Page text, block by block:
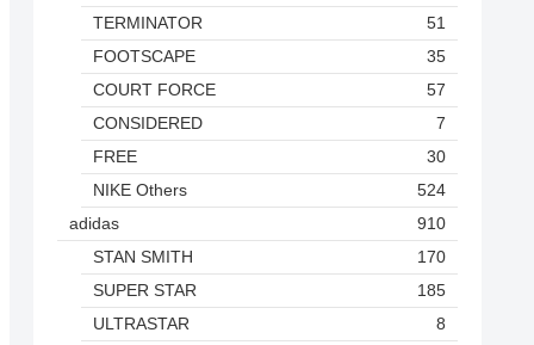
TERMINATOR
51
FOOTSCAPE
35
COURT FORCE
57
CONSIDERED
7
FREE
30
NIKE Others
524
adidas
910
STAN SMITH
170
SUPER STAR
185
ULTRASTAR
8